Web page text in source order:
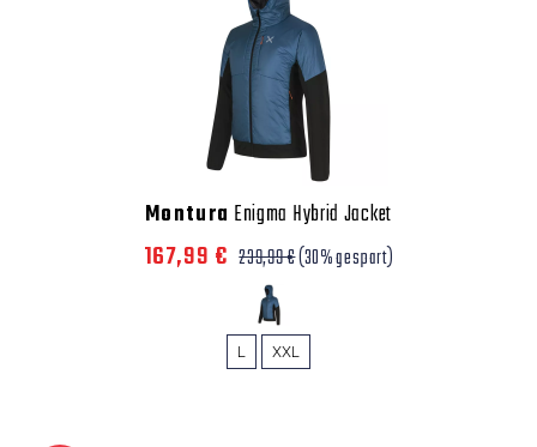
Montura Enigma Hybrid Jacket
167,99 € 239,99 €(30% gespart)
L XXL